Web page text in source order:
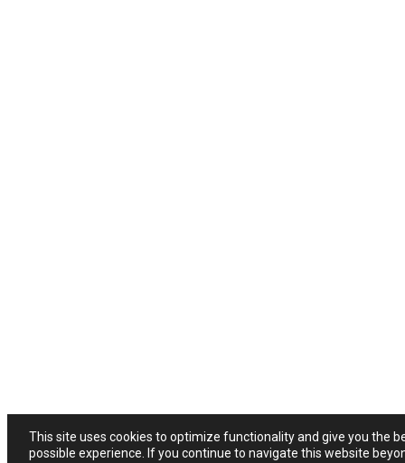
This site uses cookies to optimize functionality and give you the
possible experience. If you continue to navigate this website